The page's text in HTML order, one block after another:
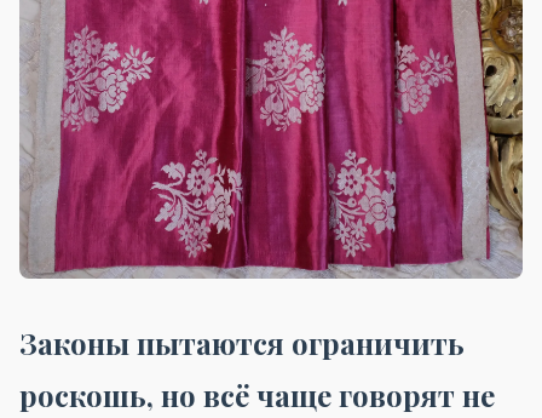
Законы пытаются ограничить
роскошь, но всё чаще говорят не